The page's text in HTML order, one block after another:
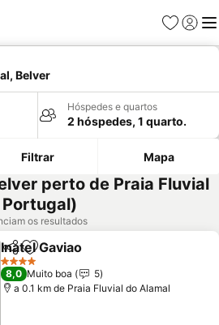
Favoritos
Iniciar
Belver
Hóspedes e quartos
2 hóspedes, 1 quarto.
Filtrar Mapa
perto de Praia Fluvial
os resultados
PartilharAdicionar aos favoritos
Inatel Gaviao
4 Estrelas
8,0 Muito boa
5
a 0.1 km de Praia Fluvial do Alamal